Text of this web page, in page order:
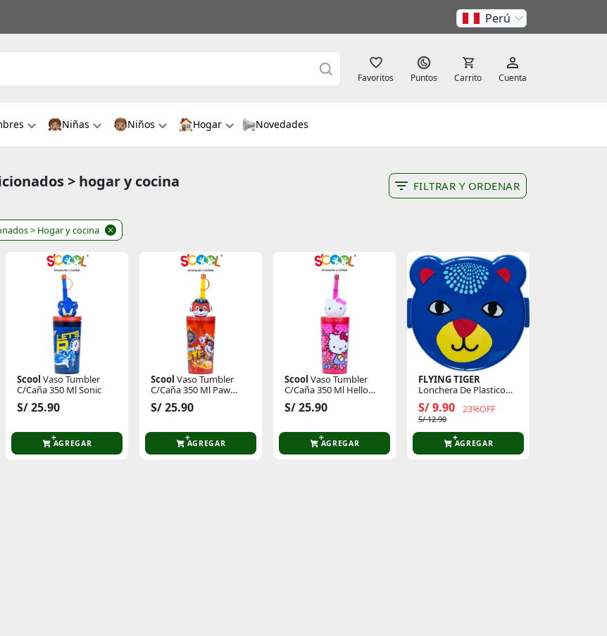
Perú
Favoritos Puntos Carrito Cuenta
Niñas Niños Hogar Novedades
> hogar y cocina FILTRAR Y ORDENAR
> Hogar y cocina
Scool Vaso Tumbler
C/Caña 350 Ml Sonic
S/ 25.90
AGREGAR
Scool Vaso Tumbler
C/Caña 350 Ml Paw
Patrol Marshall
S/ 25.90
AGREGAR
Scool Vaso Tumbler
C/Caña 350 Ml Hello
Kitty
S/ 25.90
AGREGAR
FLYING TIGER
Lonchera De Plastico
Leon 3000241
S/ 9.90 23%OFF
S/ 12.90
AGREGAR